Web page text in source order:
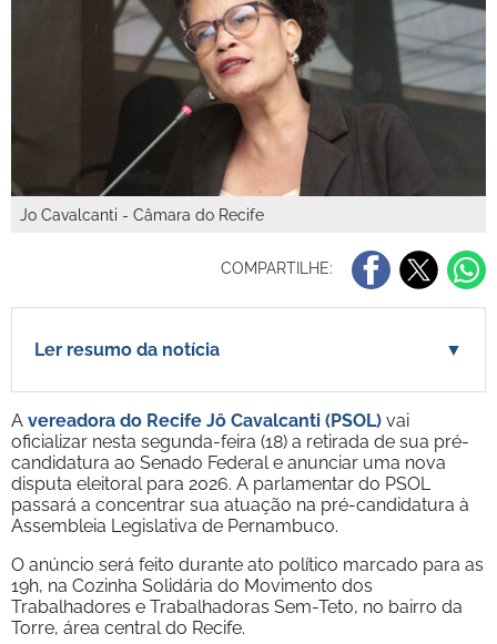
Jo Cavalcanti - Câmara do Recife
COMPARTILHE:
Ler resumo da notícia ▼
A vereadora do Recife Jô Cavalcanti (PSOL) vai
oficializar nesta segunda-feira (18) a retirada de sua pré-
candidatura ao Senado Federal e anunciar uma nova
disputa eleitoral para 2026. A parlamentar do PSOL
passará a concentrar sua atuação na pré-candidatura à
Assembleia Legislativa de Pernambuco.
O anúncio será feito durante ato político marcado para as
19h, na Cozinha Solidária do Movimento dos
Trabalhadores e Trabalhadoras Sem-Teto, no bairro da
Torre, área central do Recife.